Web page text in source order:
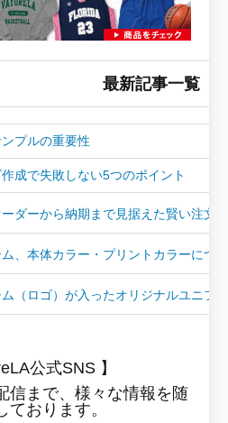
最新記事一覧
ンプルの重要性
成で失敗しない5つのポイント
ーダーから納期まで見据えた賢い注文
、本体カラー・プリントカラーにつ
（ロゴ）が入ったオリジナルユニフ
公式SNS 】
信まで、様々な情報を随
ております。